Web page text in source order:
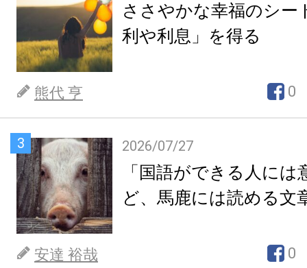
ささやかな幸福のシー
利や利息」を得る
熊代 亨 0
3 2026/07/27
「国語ができる人には
ど、馬鹿には読める文
安達 裕哉 0